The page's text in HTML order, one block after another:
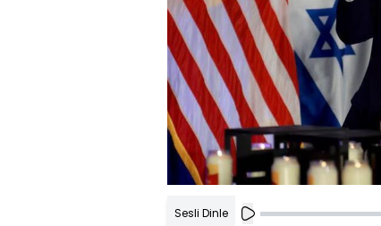
Sesli Dinle